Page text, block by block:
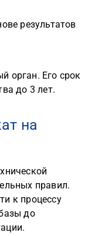
результатов
орган. Его срок
до 3 лет.
на
правил.
к процессу
до